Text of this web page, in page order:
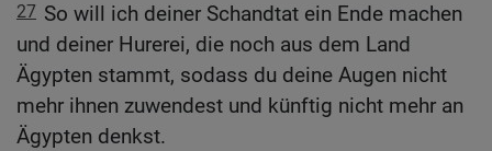
27 So will ich deiner Schandtat ein Ende machen
und deiner Hurerei, die noch aus dem Land
Ägypten stammt, sodass du deine Augen nicht
mehr ihnen zuwendest und künftig nicht mehr an
Ägypten denkst.